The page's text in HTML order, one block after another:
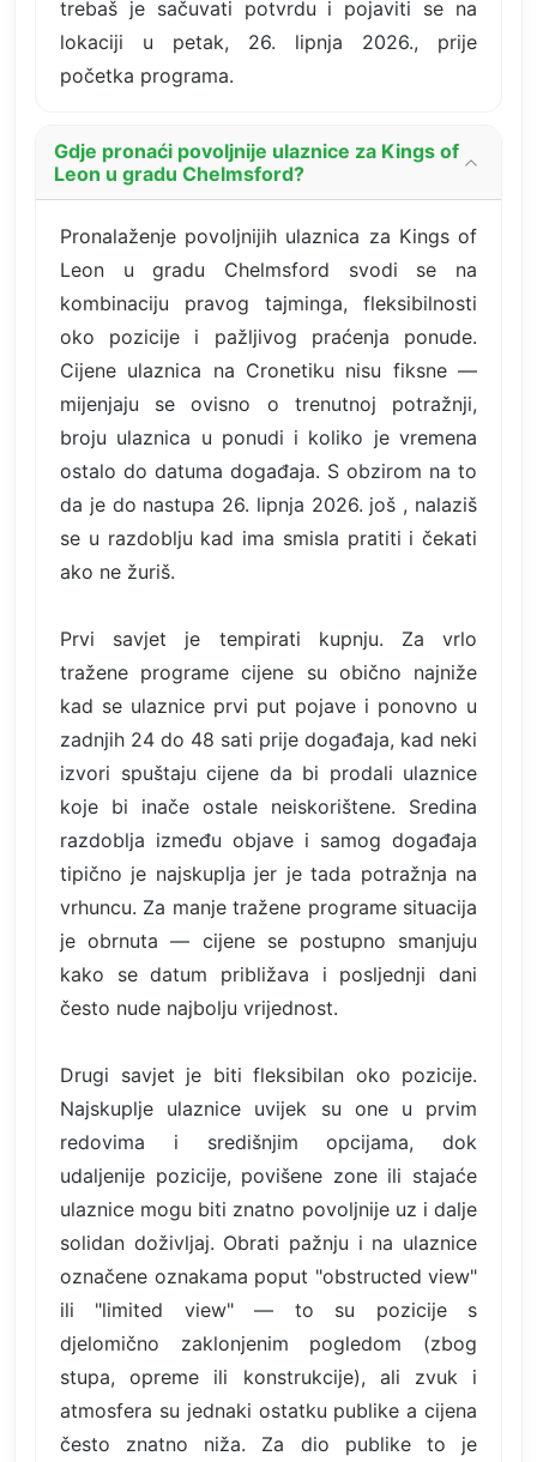
trebaš je sačuvati potvrdu i pojaviti se na
lokaciji u petak, 26. lipnja 2026., prije
početka programa.
Gdje pronaći povoljnije ulaznice za Kings of
Leon u gradu Chelmsford?
Pronalaženje povoljnijih ulaznica za Kings of
Leon u gradu Chelmsford svodi se na
kombinaciju pravog tajminga, fleksibilnosti
oko pozicije i pažljivog praćenja ponude.
Cijene ulaznica na Cronetiku nisu fiksne —
mijenjaju se ovisno o trenutnoj potražnji,
broju ulaznica u ponudi i koliko je vremena
ostalo do datuma događaja. S obzirom na to
da je do nastupa 26. lipnja 2026. još , nalaziš
se u razdoblju kad ima smisla pratiti i čekati
ako ne žuriš.
Prvi savjet je tempirati kupnju. Za vrlo
tražene programe cijene su obično najniže
kad se ulaznice prvi put pojave i ponovno u
zadnjih 24 do 48 sati prije događaja, kad neki
izvori spuštaju cijene da bi prodali ulaznice
koje bi inače ostale neiskorištene. Sredina
razdoblja između objave i samog događaja
tipično je najskuplja jer je tada potražnja na
vrhuncu. Za manje tražene programe situacija
je obrnuta — cijene se postupno smanjuju
kako se datum približava i posljednji dani
često nude najbolju vrijednost.
Drugi savjet je biti fleksibilan oko pozicije.
Najskuplje ulaznice uvijek su one u prvim
redovima i središnjim opcijama, dok
udaljenije pozicije, povišene zone ili stajaće
ulaznice mogu biti znatno povoljnije uz i dalje
solidan doživljaj. Obrati pažnju i na ulaznice
označene oznakama poput "obstructed view"
ili "limited view" — to su pozicije s
djelomično zaklonjenim pogledom (zbog
stupa, opreme ili konstrukcije), ali zvuk i
atmosfera su jednaki ostatku publike a cijena
često znatno niža. Za dio publike to je